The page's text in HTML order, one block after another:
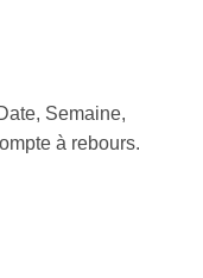
Semaine,
à rebours.